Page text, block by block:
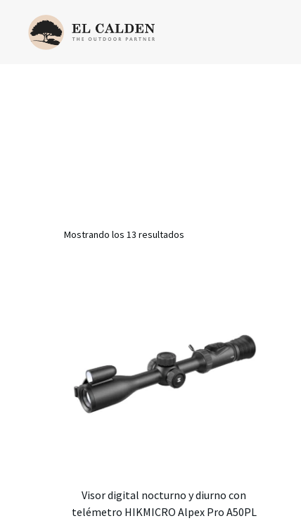
Mostrando los 13 resultados
Visor digital nocturno y diurno con
telémetro HIKMICRO Alpex Pro A50PL